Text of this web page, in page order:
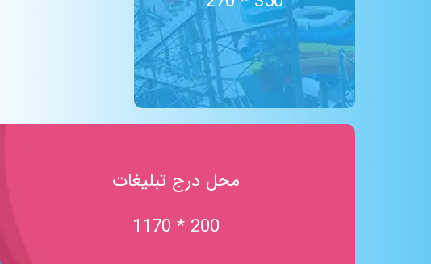
کافی شاپ
حمام ترکی
ساحل شنی
آبشار
ایروبیک تای بو (لاغری)
محل درج تبلیغات
200 * 1170